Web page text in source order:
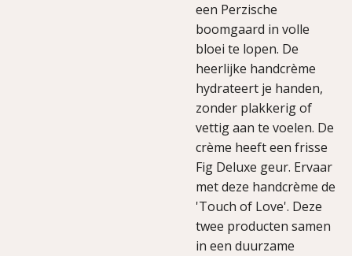
een Perzische
boomgaard in volle
bloei te lopen. De
heerlijke handcrème
hydrateert je handen,
zonder plakkerig of
vettig aan te voelen. De
crème heeft een frisse
Fig Deluxe geur. Ervaar
met deze handcrème de
'Touch of Love'. Deze
twee producten samen
in een duurzame